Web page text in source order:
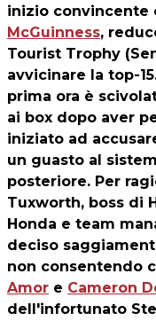
inizio convincente
McGuinness,
Tourist Trophy
avvicinare la top-
prima ora è
ai box dopo aver
iniziato ad
un guasto al
posteriore. Per
Tuxworth, boss di
Honda e team
deciso
non consentendo
Amor e Cameron
dell'infortunato